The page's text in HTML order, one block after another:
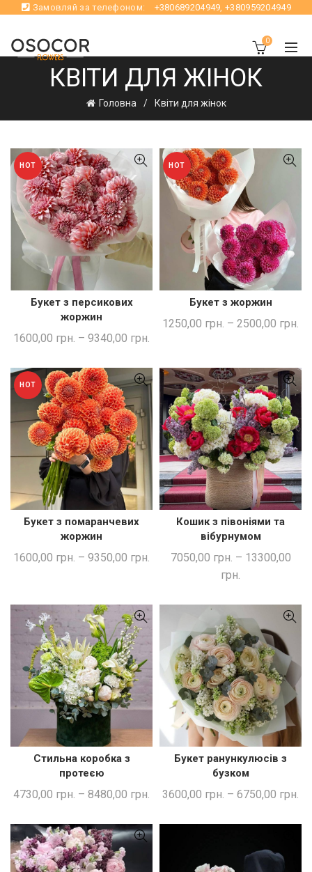
Замовляй за телефоном: +380689204949,+380959204949
0
КВІТИ ДЛЯ ЖІНОК
Головна Квіти для жінок
HOT
ШВИДКА ПОКУПКА
Букет з персикових
жоржин
1600,00 грн. – 9340,00 грн.
HOT
ШВИДКА ПОКУПКА
Букет з жоржин
1250,00 грн. – 2500,00 грн.
HOT
ШВИДКА ПОКУПКА
Букет з помаранчевих
жоржин
1600,00 грн. – 9350,00 грн.
ШВИДКА ПОКУПКА
Кошик з півоніями та
вібурнумом
7050,00 грн. – 13300,00
грн.
ШВИДКА ПОКУПКА
Стильна коробка з
протеєю
4730,00 грн. – 8480,00 грн.
ШВИДКА ПОКУПКА
Букет ранункулюсів з
бузком
3600,00 грн. – 6750,00 грн.